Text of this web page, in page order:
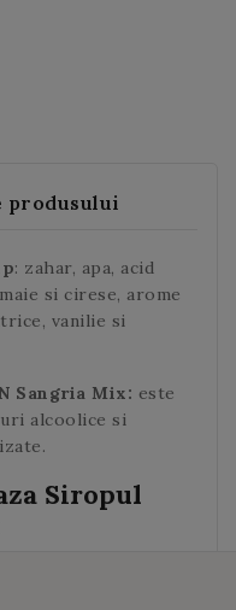
produsului
: zahar, apa, acid
si cirese, arome
vanilie si
Sangria Mix: este
alcoolice si
Siropul